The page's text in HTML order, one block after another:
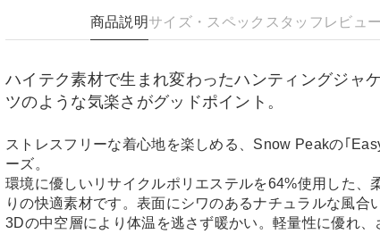
商品説明サイズ・スペック スタッフレビュー
ハイテク素材で生まれ変わったハンティングジャ
ツのような気楽さがグッドポイント。
ストレスフリーな着心地を楽しめる、Snow Peakの｢
ーズ。
環境に優しいリサイクルポリエステルを64%使用した、
りの快適素材です。表面にシワのあるナチュラルな風合
3Dの中空層により体温を逃さず暖かい。軽量性に優れ、